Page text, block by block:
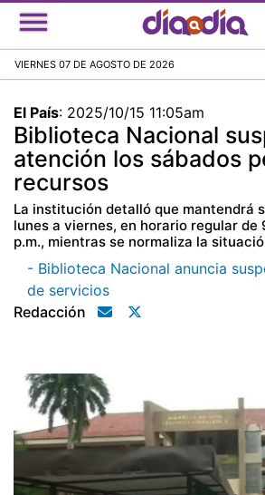
Pasar
al
principal
VIERNES 07 DE AGOSTO DE 2026
El País: 2025/10/15 11:05am
Biblioteca Nacional
atención los sábados
recursos
La institución detalló que mantendrá
lunes a viernes, en horario regular de
p.m., mientras se normaliza la
- Biblioteca Nacional anuncia
de servicios
Redacción